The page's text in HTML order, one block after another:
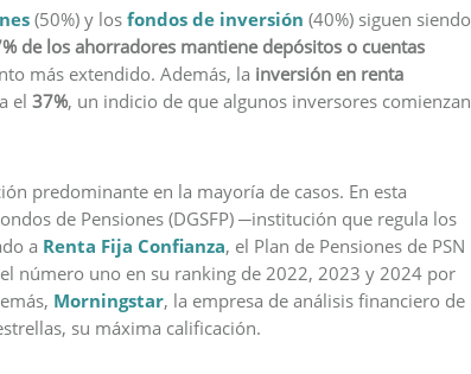
(50%) y losfondos de inversión (40%) siguen siendo
de los ahorradores mantiene depósitos o cuentas
más extendido. Además, la inversión en renta
el37%, un indicio de que algunos inversores comienzan
predominante en la mayoría de casos. En esta
de Pensiones (DGSFP)─institución que regula los
a Renta Fija Confianza, el Plan de Pensiones de PSN
número uno en su ranking de 2022, 2023 y 2024 por
Morningstar, la empresa de análisis financiero de
su máxima calificación.